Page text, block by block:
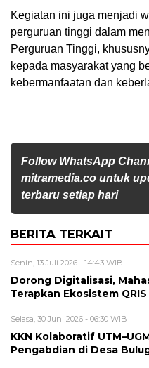
Kegiatan ini juga menjadi
perguruan tinggi dalam
Perguruan Tinggi,
kepada masyarakat yang
kebermanfaatan dan
Follow WhatsApp
mitramedia.co untuk
terbaru setiap hari
BERITA TERKAIT
Senin, 13 Juli 2026 - 14:43 WIB
Dorong Digitalisasi,
Terapkan Ekosistem
Selasa, 30 Juni 2026 - 06:30 WIB
KKN Kolaboratif
Pengabdian di Desa